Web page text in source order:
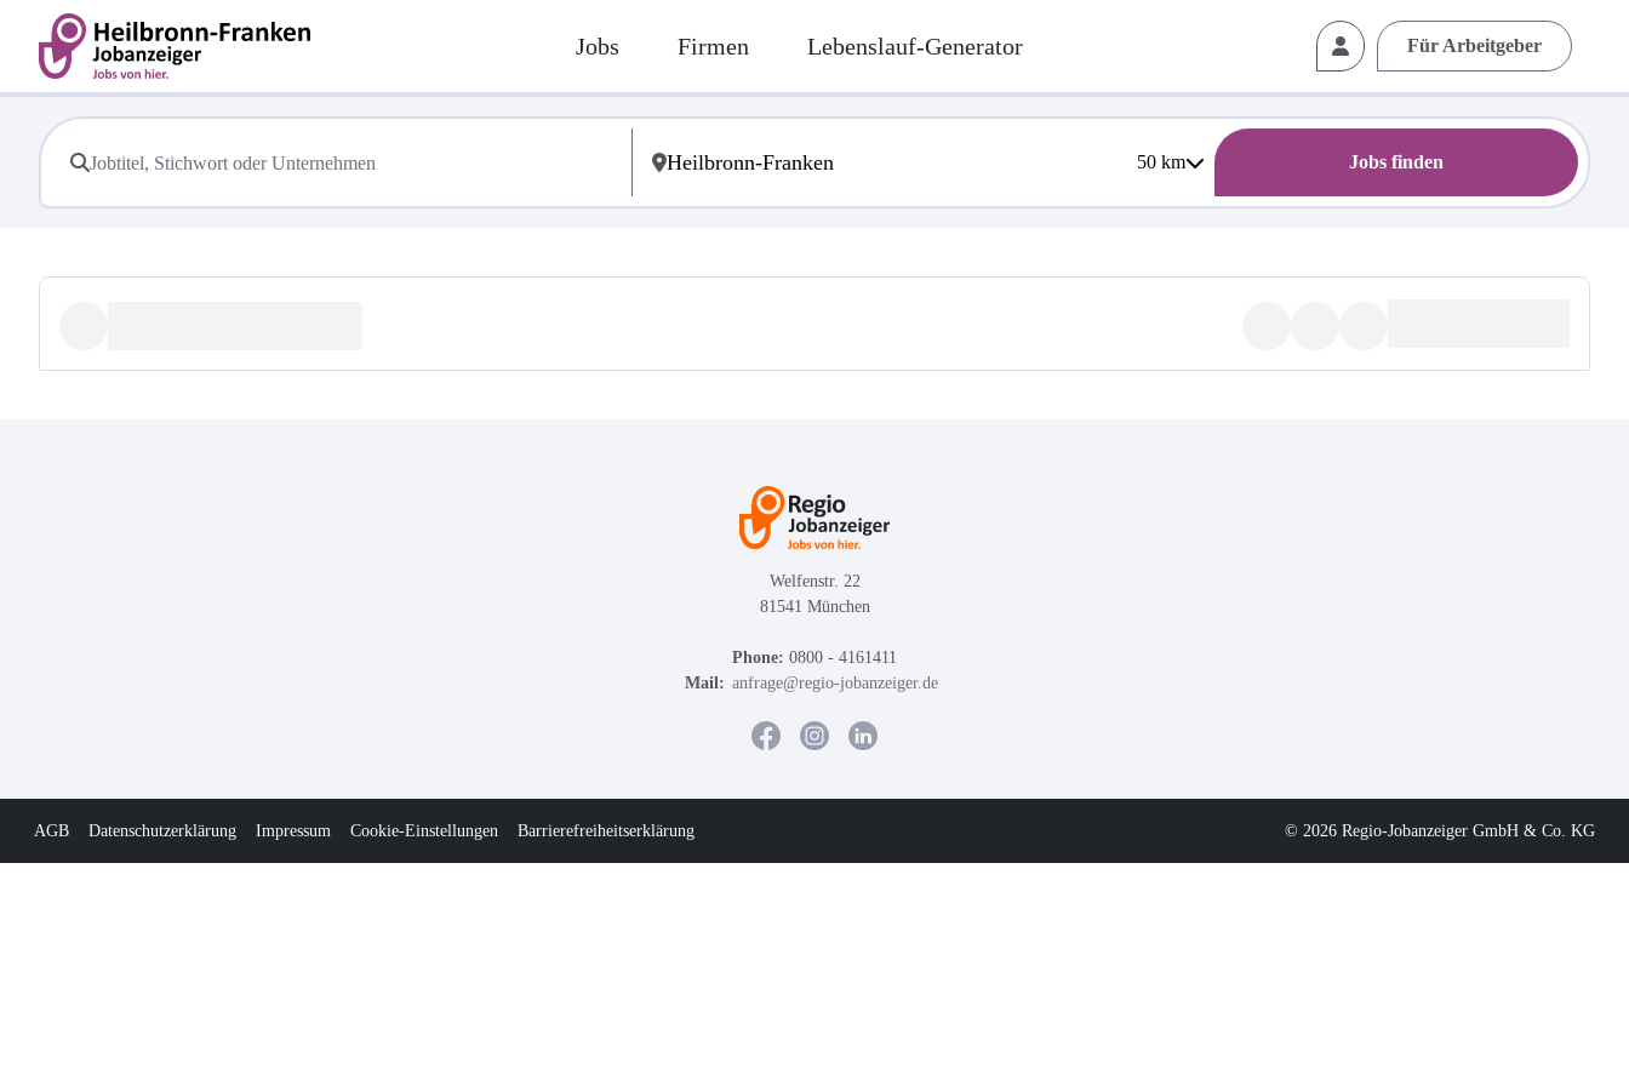
Jobs Firmen Lebenslauf-Generator Für Arbeitgeber
50km Jobs finden
Welfenstr. 22
81541 München
Phone: 0800 - 4161411
Mail: anfrage@regio-jobanzeiger.de
AGB Datenschutzerklärung Impressum Cookie-Einstellungen Barrierefreiheitserklärung © 2026 Regio-Jobanzeiger GmbH & Co. KG